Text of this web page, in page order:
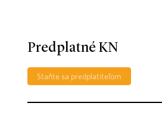
Predplatné KN
Staňte sa predplatiteľom